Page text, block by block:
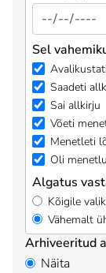
Sel
Avalikustati
Saadeti
Sai allkirju
Võeti
Menetleti
Oli
Algatus
Kõigile
Vähemalt
Arhiveeritud
Näita